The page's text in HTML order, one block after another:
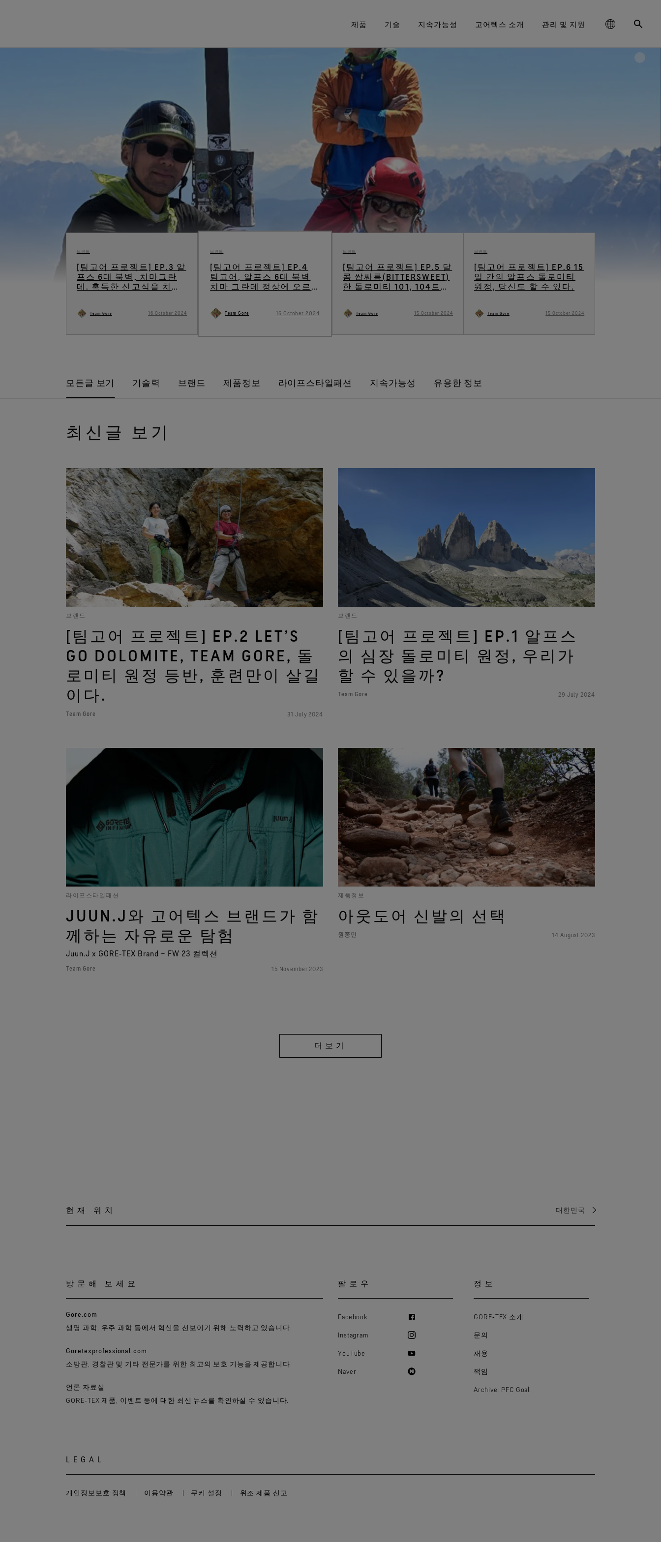
제품
이번 시즌 신제품
GORE‑TEX® 브랜드 파트너
일상생활
모두보기
기술
차세대 고어텍스 제품
고어텍스 제품의 테스트
고어텍스 가상실험실 체험
윈드스토퍼 바이 고어텍스 랩
건조한 조건에서 최고의 기능
고어텍스 프로 의류
가장 극한의 조건에서 타협 없는
기능성
고어텍스 의류
다용도, 다목적의 기능
윈드스토퍼 바이 고어텍스 랩 의
류
완전한 방풍과 우수한 투습기능.
언제나 옳은 선택
모든 의류 기술 보기
당신이 좋아하는 핏. 방수기능까
믿을 수 있는 편안함과 보호기능
모든 신발 기술 보기
손에 꼭 맞는 핏. 더 정교한 작업
윈드스토퍼 바이 고어텍스 랩 장
지속가능성
과학 기반 혁신을 통한 책임감 있는
과학 주도 혁신
관행을 넘어선 노력
다.
고어텍스 소개
고어텍스® 브랜드 50년의 여정
고어텍스® 브랜드의 주요 순간들을
타임라인에서 만나보세요.
회사 소개
창업자 Bob Gore를 기리며 브레이킹 트레일 필름 시리즈
관리 및 지원
United States / Canada (EN)
Canada (FR) Sverige
Italia
France
España
大中華區–台灣/香港
Australia / New Zealand
브랜드
[팀고어 프로젝트] EP.3 알
프스 6대 북벽, 치마그란
데. 혹독한 신고식을 치르
Team Gore 16 October 2024
브랜드
[팀고어 프로젝트] EP.4
팀고어, 알프스 6대 북벽
치마 그란데 정상에 오르
Team Gore 16 October 2024
브랜드
[팀고어 프로젝트] EP.5 달
콤 쌉싸름(BITTERSWEET)
한 돌로미티 101, 104트레
Team Gore 15 October 2024
브랜드
[팀고어 프로젝트] EP.6 15
일 간의 알프스 돌로미티
원정, 당신도 할 수 있다.
Team Gore 15 October 2024
모든글 보기 기술력 브랜드 제품정보 라이프스타일패션 지속가능성 유용한 정보
최신글 보기
브랜드
[팀고어 프로젝트] EP.2 LET’S
GO DOLOMITE, TEAM GORE, 돌
로미티 원정 등반, 훈련만이 살길
이다.
Team Gore 31 July 2024
브랜드
[팀고어 프로젝트] EP.1 알프스
의 심장 돌로미티 원정, 우리가
할 수 있을까?
Team Gore 29 July 2024
라이프스타일패션
JUUN.J와 고어텍스 브랜드가 함
께하는 자유로운 탐험
Juun.J x GORE‑TEX Brand – FW 23 컬렉션
Team Gore 15 November 2023
제품정보
아웃도어 신발의 선택
원종민 14 August 2023
더보기
현재 위치 대한민국
방문해 보세요
Gore.com
생명 과학, 우주 과학 등에서 혁신을 선보이기 위해 노력하고 있습니다.
Goretexprofessional.com
소방관, 경찰관 및 기타 전문가를 위한 최고의 보호 기능을 제공합니다.
언론 자료실
GORE‑TEX 제품, 이벤트 등에 대한 최신 뉴스를 확인하실 수 있습니다.
팔로우
Facebook
Instagram
YouTube
Naver
정보
GORE‑TEX 소개
문의
채용
책임
Archive: PFC Goal
LEGAL
개인정보보호 정책 이용약관 쿠키 설정 위조 제품 신고